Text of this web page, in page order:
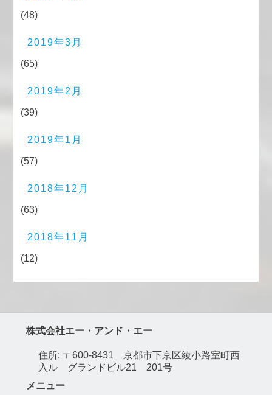
(48)
2019年3月
(65)
2019年2月
(39)
2019年1月
(57)
2018年12月
(63)
2018年11月
(12)
株式会社エー・アンド・エー
住所: 〒600-8431 京都市下京区綾小路室町西
入ル グランドビル21 201号
メニュー